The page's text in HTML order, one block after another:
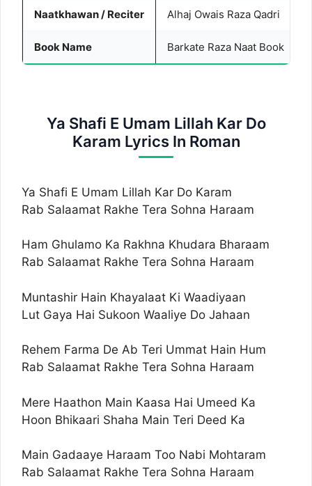
Naatkhawan / Reciter Alhaj Owais Raza Qadri
Book Name Barkate Raza Naat Book
Ya Shafi E Umam Lillah Kar Do
Karam Lyrics In Roman
Ya Shafi E Umam Lillah Kar Do Karam
Rab Salaamat Rakhe Tera Sohna Haraam
Ham Ghulamo Ka Rakhna Khudara Bharaam
Rab Salaamat Rakhe Tera Sohna Haraam
Muntashir Hain Khayalaat Ki Waadiyaan
Lut Gaya Hai Sukoon Waaliye Do Jahaan
Rehem Farma De Ab Teri Ummat Hain Hum
Rab Salaamat Rakhe Tera Sohna Haraam
Mere Haathon Main Kaasa Hai Umeed Ka
Hoon Bhikaari Shaha Main Teri Deed Ka
Main Gadaaye Haraam Too Nabi Mohtaram
Rab Salaamat Rakhe Tera Sohna Haraam